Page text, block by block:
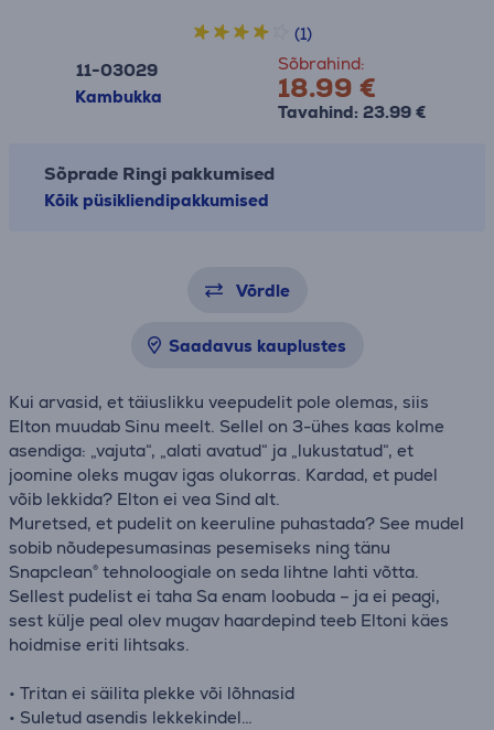
11-03029
Kambukka
Sõbrahind:
18.99 €
Tavahind: 23.99 €
(1)
Sõprade Ringi pakkumised
Kõik püsikliendipakkumised
Võrdle
Saadavus kauplustes
Kui arvasid, et täiuslikku veepudelit pole olemas, siis
Elton muudab Sinu meelt. Sellel on 3-ühes kaas kolme
asendiga: „vajuta“, „alati avatud“ ja „lukustatud“, et
joomine oleks mugav igas olukorras. Kardad, et pudel
võib lekkida? Elton ei vea Sind alt.
Muretsed, et pudelit on keeruline puhastada? See mudel
sobib nõudepesumasinas pesemiseks ning tänu
Snapclean® tehnoloogiale on seda lihtne lahti võtta.
Sellest pudelist ei taha Sa enam loobuda – ja ei peagi,
sest külje peal olev mugav haardepind teeb Eltoni käes
hoidmise eriti lihtsaks.
• Tritan ei säilita plekke või lõhnasid
• Suletud asendis lekkekindel